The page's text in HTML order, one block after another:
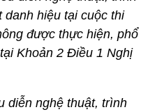
hiệu tại cuộc thi
được thực hiện, phổ
Khoản 2 Điều 1 Nghị
diễn nghệ thuật, trình